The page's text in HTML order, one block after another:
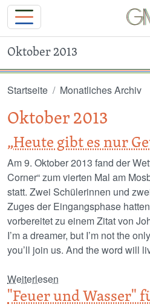
Oktober 2013
Startseite Monatliches Archiv
Oktober 2013
„Heute gibt es nur
Am 9. Oktober 2013 fand der
Corner“ zum vierten Mal am
statt. Zwei Schülerinnen und
Zuges der Eingangsphase
vorbereitet zu einem Zitat von
I’m a dreamer, but I’m not the
you’ll join us. And the word will
Weiterlesen
"Feuer und Wasser"